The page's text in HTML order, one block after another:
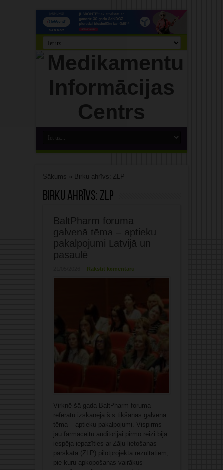
Sākums » Birku ahrīvs: ZLP
Birku ahrīvs: ZLP
BaltPharm foruma
galvenā tēma – aptieku
pakalpojumi Latvijā un
pasaulē
Rakstīt komentāru
Virknē šā gada BaltPharm foruma
referātu izskanēja šīs tikšanās galvenā
tēma – aptieku pakalpojumi. Vispirms
jau farmaceitu auditorijai pirmo reizi bija
iespēja iepazīties ar Zāļu lietošanas
pārskata (ZLP) pilotprojekta rezultātiem,
pie kuru apkopošanas vairākus